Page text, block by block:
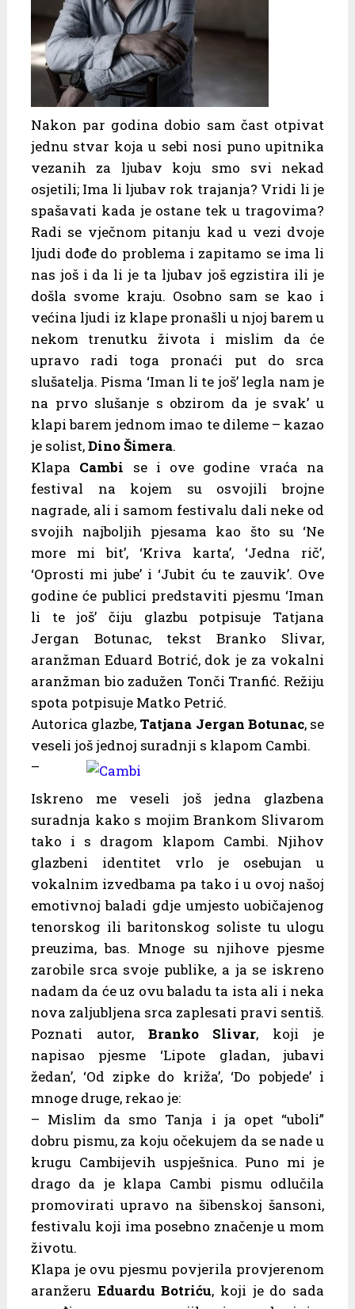
Nakon par godina dobio sam čast otpivat
jednu stvar koja u sebi nosi puno upitnika
vezanih za ljubav koju smo svi nekad
osjetili; Ima li ljubav rok trajanja? Vridi li je
spašavati kada je ostane tek u tragovima?
Radi se vječnom pitanju kad u vezi dvoje
ljudi dođe do problema i zapitamo se ima li
nas još i da li je ta ljubav još egzistira ili je
došla svome kraju. Osobno sam se kao i
većina ljudi iz klape pronašli u njoj barem u
nekom trenutku života i mislim da će
upravo radi toga pronaći put do srca
slušatelja. Pisma ‘Iman li te još’ legla nam je
na prvo slušanje s obzirom da je svak’ u
klapi barem jednom imao te dileme – kazao
je solist,Dino Šimera.
Klapa Cambi se i ove godine vraća na
festival na kojem su osvojili brojne
nagrade, ali i samom festivalu dali neke od
svojih najboljih pjesama kao što su ‘Ne
more mi bit’, ‘Kriva karta’, ‘Jedna rič’,
‘Oprosti mi jube’ i ‘Jubit ću te zauvik’. Ove
godine će publici predstaviti pjesmu ‘Iman
li te još’ čiju glazbu potpisuje Tatjana
Jergan Botunac, tekst Branko Slivar,
aranžman Eduard Botrić, dok je za vokalni
aranžman bio zadužen Tonči Tranfić. Režiju
spota potpisuje Matko Petrić.
Autorica glazbe, Tatjana Jergan Botunac, se
veseli još jednoj suradnji s klapom Cambi.
–
Iskreno me veseli još jedna glazbena
suradnja kako s mojim Brankom Slivarom
tako i s dragom klapom Cambi. Njihov
glazbeni identitet vrlo je osebujan u
vokalnim izvedbama pa tako i u ovoj našoj
emotivnoj baladi gdje umjesto uobičajenog
tenorskog ili baritonskog soliste tu ulogu
preuzima, bas. Mnoge su njihove pjesme
zarobile srca svoje publike, a ja se iskreno
nadam da će uz ovu baladu ta ista ali i neka
nova zaljubljena srca zaplesati pravi sentiš.
Poznati autor, Branko Slivar, koji je
napisao pjesme ‘Lipote gladan, jubavi
žedan’, ‘Od zipke do križa’, ‘Do pobjede’ i
mnoge druge, rekao je:
– Mislim da smo Tanja i ja opet “uboli”
dobru pismu, za koju očekujem da se nade u
krugu Cambijevih uspješnica. Puno mi je
drago da je klapa Cambi pismu odlučila
promovirati upravo na šibenskoj šansoni,
festivalu koji ima posebno značenje u mom
životu.
Klapa je ovu pjesmu povjerila provjerenom
aranžeru Eduardu Botriću, koji je do sada